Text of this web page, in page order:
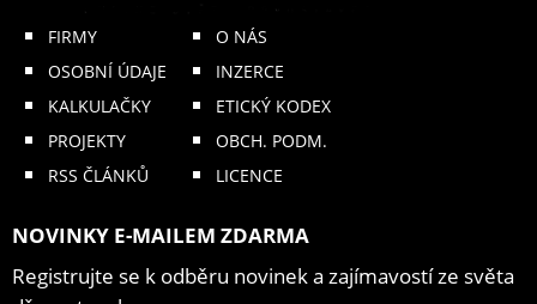
FIRMY
OSOBNÍ ÚDAJE
KALKULAČKY
PROJEKTY
RSS ČLÁNKŮ
O NÁS
INZERCE
ETICKÝ KODEX
OBCH. PODM.
LICENCE
NOVINKY E-MAILEM ZDARMA
Registrujte se k odběru novinek a zajímavostí ze světa